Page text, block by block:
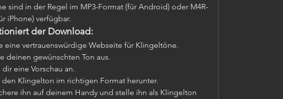
sind in der Regel im MP3-Format (für Android) oder M4R-
iPhone) verfügbar.
der Download:
eine vertrauenswürdige Webseite für Klingeltöne.
deinen gewünschten Ton aus.
dir eine Vorschau an.
den Klingelton im richtigen Format herunter.
ihn auf deinem Handy und stelle ihn als Klingelton